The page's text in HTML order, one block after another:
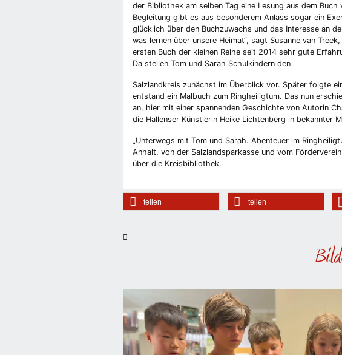
der Bibliothek am selben Tag eine Lesung aus dem
Begleitung gibt es aus besonderem Anlass sogar ein
glücklich über den Buchzuwachs und das Interesse an
was lernen über unsere Heimat“, sagt Susanne van
ersten Buch der kleinen Reihe seit 2014 sehr gute
Da stellen Tom und Sarah Schulkindern den
Salzlandkreis zunächst im Überblick vor. Später folgte
entstand ein Malbuch zum Ringheiligtum. Das nun
an, hier mit einer spannenden Geschichte von Autorin
die Hallenser Künstlerin Heike Lichtenberg in bekannter
„Unterwegs mit Tom und Sarah. Abenteuer im
Anhalt, von der Salzlandsparkasse und vom
über die Kreisbibliothek.
teilen teilen